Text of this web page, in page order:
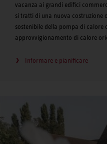
vacanza ai grandi edifici
si tratti di una nuova costruzione
sostenibile della pompa di calore
approvvigionamento di calore
Informare e pianificare